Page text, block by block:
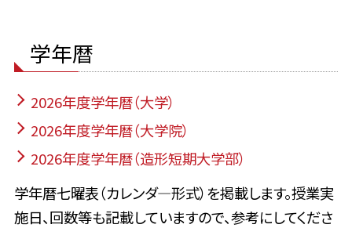
学年暦
2026年度学年暦（大学）
2026年度学年暦（大学院）
2026年度学年暦（造形短期大学部）
学年暦七曜表（カレンダ―形式）を掲載します。授業実
施日、回数等も記載していますので、参考にしてくださ